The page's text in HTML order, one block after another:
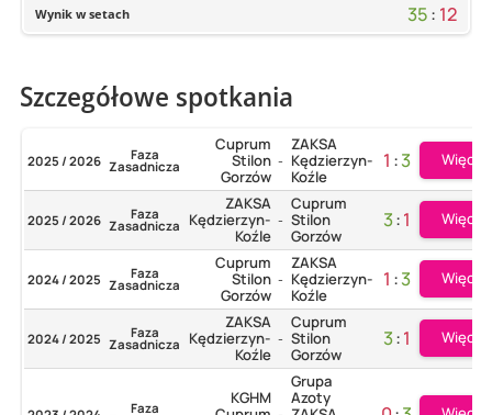
Wynik w setach 35: 12
Szczegółowe spotkania
2025 / 2026 Faza
Zasadnicza
Cuprum
Stilon
Gorzów
-
ZAKSA
Kędzierzyn-
Koźle
1 :3 Więcej
2025 / 2026 Faza
Zasadnicza
ZAKSA
Kędzierzyn-
Koźle
-
Cuprum
Stilon
Gorzów
3:1 Więcej
2024 / 2025 Faza
Zasadnicza
Cuprum
Stilon
Gorzów
-
ZAKSA
Kędzierzyn-
Koźle
1 :3 Więcej
2024 / 2025 Faza
Zasadnicza
ZAKSA
Kędzierzyn-
Koźle
-
Cuprum
Stilon
Gorzów
3:1 Więcej
Faza
KGHM
Grupa
Azoty